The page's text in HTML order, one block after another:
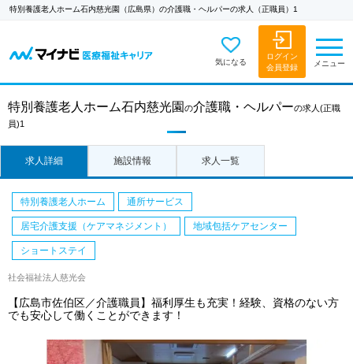
特別養護老人ホーム石内慈光園（広島県）の介護職・ヘルパーの求人（正職員）1
気になる
ログイン
会員登録
メニュー
特別養護老人ホーム石内慈光園 の介護職・ヘルパーの求人 (正職
員)1
求人詳細 施設情報 求人一覧
特別養護老人ホーム 通所サービス
居宅介護支援（ケアマネジメント） 地域包括ケアセンター
ショートステイ
社会福祉法人慈光会
【広島市佐伯区／介護職員】福利厚生も充実！経験、資格のない方
でも安心して働くことができます！